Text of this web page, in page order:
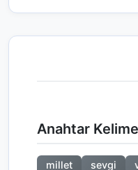
Anahtar
millet sevgi